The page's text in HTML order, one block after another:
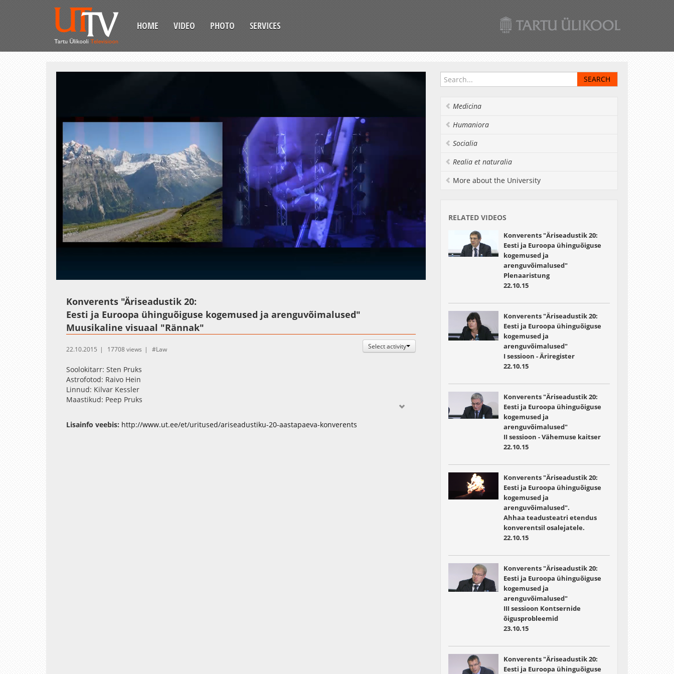
HOME VIDEO PHOTO SERVICES
Konverents "Äriseadustik 20:
Eesti ja Euroopa ühinguõiguse kogemused ja arenguvõimalused"
Muusikaline visuaal "Rännak"
Select activity
22.10.2015 17708 views Law
Soolokitarr: Sten Pruks
Astrofotod: Raivo Hein
Linnud: Kilvar Kessler
Maastikud: Peep Pruks
Lisainfo veebis: http://www.ut.ee/et/uritused/ariseadustiku-20-aastapaeva-konverents
Medicina
Humaniora
Socialia
Realia et naturalia
More about the University
RELATED VIDEOS
Konverents "Äriseadustik 20:
Eesti ja Euroopa ühinguõiguse
kogemused ja
arenguvõimalused"
Plenaaristung
22.10.15
Konverents "Äriseadustik 20:
Eesti ja Euroopa ühinguõiguse
kogemused ja
arenguvõimalused"
I sessioon - Äriregister
22.10.15
Konverents "Äriseadustik 20:
Eesti ja Euroopa ühinguõiguse
kogemused ja
arenguvõimalused"
II sessioon - Vähemuse kaitser
22.10.15
Konverents "Äriseadustik 20:
Eesti ja Euroopa ühinguõiguse
kogemused ja
arenguvõimalused".
Ahhaa teadusteatri etendus
konverentsil osalejatele.
22.10.15
Konverents "Äriseadustik 20:
Eesti ja Euroopa ühinguõiguse
kogemused ja
arenguvõimalused"
III sessioon Kontsernide
õigusprobleemid
23.10.15
Konverents "Äriseadustik 20:
Eesti ja Euroopa ühinguõiguse